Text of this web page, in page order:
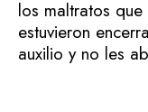
los maltratos
estuvieron
auxilio y no les